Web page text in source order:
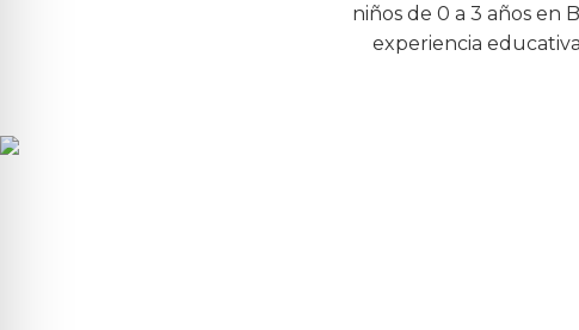
niños de 0 a 3 años en
experiencia